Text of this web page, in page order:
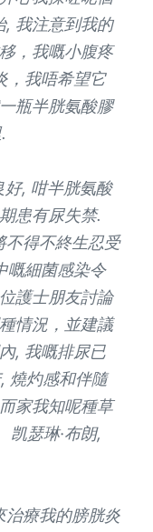
, 我注意到我的
，我嘅小腹疼
，我唔希望它
瓶半胱氨酸膠
好, 咁半胱氨酸
患有尿失禁.
不得不終生忍受
嘅細菌感染令
護士朋友討論
情況，並建議
, 我嘅排尿已
燒灼感和伴隨
家我知呢種草
凯瑟琳·布朗,
治療我的膀胱炎